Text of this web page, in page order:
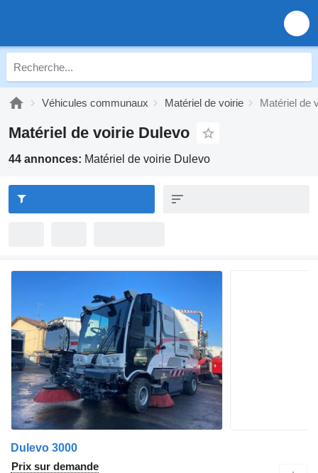
Véhicules communaux Matériel de voirie Matériel de
Matériel de voirie Dulevo
44 annonces: Matériel de voirie Dulevo
Dulevo 3000
Prix sur demande